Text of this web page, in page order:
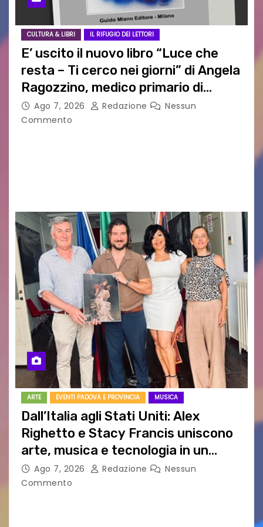
CULTURA & LIBRI IL RIFUGIO DEI LETTORI
E’ uscito il nuovo libro “Luce che
resta – Ti cerco nei giorni” di Angela
Ragozzino, medico primario di
Capua
Ago 7, 2026 Redazione
Nessun
Commento
ARTE EVENTI PADOVA E PROVINCIA MUSICA
Dall’Italia agli Stati Uniti: Alex
Righetto e Stacy Francis uniscono
arte, musica e tecnologia in un
nuovo progetto internazionale”
Ago 7, 2026 Redazione
Nessun
Commento